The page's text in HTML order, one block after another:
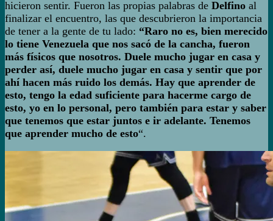
hicieron sentir. Fueron las propias palabras de Delfino al
finalizar el encuentro, las que descubrieron la importancia
de tener a la gente de tu lado: “Raro no es, bien merecido
lo tiene Venezuela que nos sacó de la cancha, fueron
más físicos que nosotros. Duele mucho jugar en casa y
perder así, duele mucho jugar en casa y sentir que por
ahí hacen más ruido los demás. Hay que aprender de
esto, tengo la edad suficiente para hacerme cargo de
esto, yo en lo personal, pero también para estar y saber
que tenemos que estar juntos e ir adelante. Tenemos
que aprender mucho de esto“.